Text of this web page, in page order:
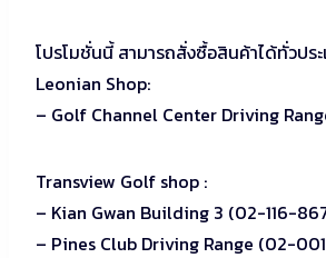
โปรโมชั่นนี้ สามารถสั่งซื้อสินค้าได้ทั่วปร
Leonian Shop:
– Golf Channel Center Driving
Transview Golf shop :
– Kian Gwan Building 3 (02-116-
– Pines Club Driving Range (02-